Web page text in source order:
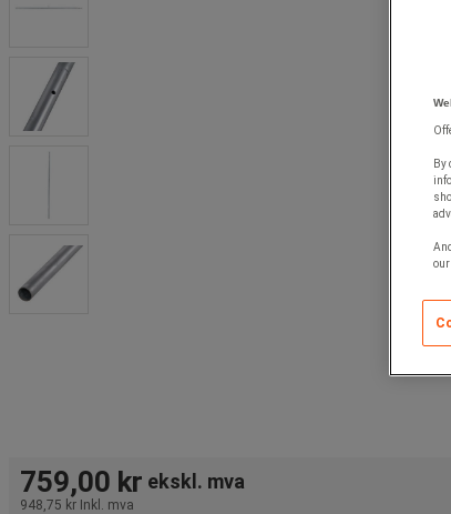
759,00 kr ekskl. mva
948,75 kr Inkl. mva
By
our